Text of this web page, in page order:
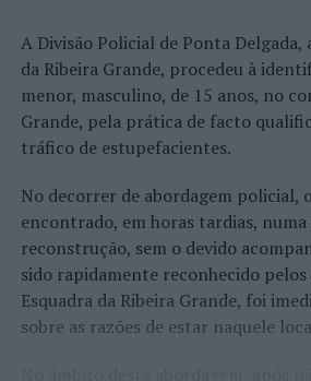
A Divisão Policial de Ponta Delgada,
da Ribeira Grande, procedeu à
menor, masculino, de 15 anos, no
Grande, pela prática de facto
tráfico de estupefacientes.
No decorrer de abordagem policial,
encontrado, em horas tardias, numa
reconstrução, sem o devido
sido rapidamente reconhecido
Esquadra da Ribeira Grande, foi
sobre as razões de estar naquele